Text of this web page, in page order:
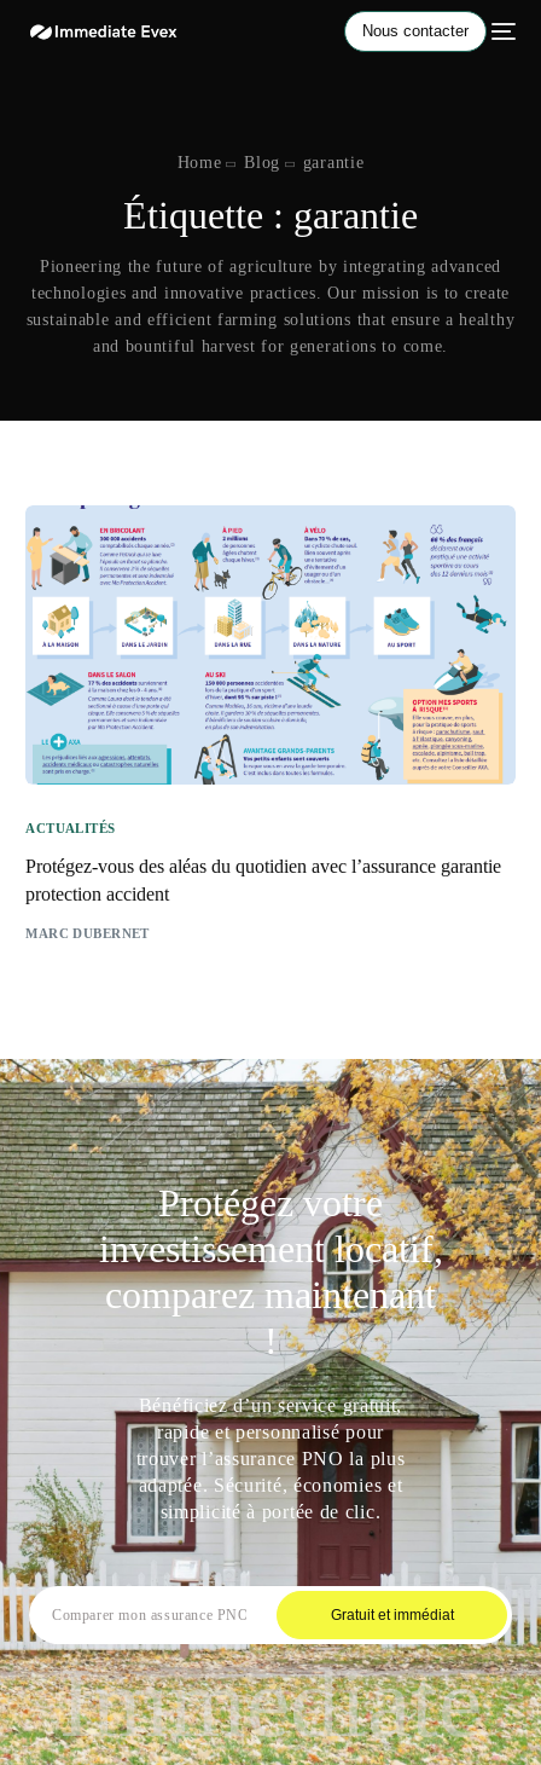
Nous contacter
Home Blog garantie
Étiquette : garantie
Pioneering the future of agriculture by integrating advanced
technologies and innovative practices. Our mission is to create
sustainable and efficient farming solutions that ensure a healthy
and bountiful harvest for generations to come.
ACTUALITÉS
Protégez-vous des aléas du quotidien avec l’assurance garantie
protection accident
MARC DUBERNET
Protégez votre
investissement locatif,
comparez maintenant
!
Bénéficiez d’un service gratuit,
rapide et personnalisé pour
trouver l’assurance PNO la plus
adaptée. Sécurité, économies et
simplicité à portée de clic.
Gratuit et immédiat
Immediate